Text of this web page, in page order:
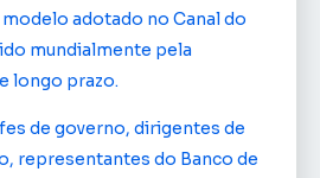
adotado no Canal do
mundialmente pela
longo prazo.
de governo, dirigentes de
representantes do Banco de